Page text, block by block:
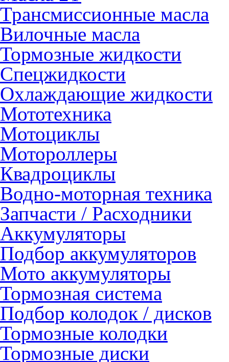
Трансмиссионные масла
Вилочные масла
Тормозные жидкости
Спецжидкости
Охлаждающие жидкости
Мототехника
Мотоциклы
Мотороллеры
Квадроциклы
Водно-моторная техника
Запчасти / Расходники
Аккумуляторы
Подбор аккумуляторов
Мото аккумуляторы
Тормозная система
Подбор колодок / дисков
Тормозные колодки
Тормозные диски